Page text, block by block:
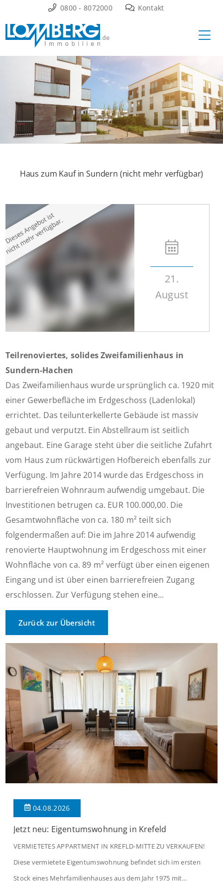
Inhalt
springen
0800 - 8072000 Kontakt
Haus zum Kauf in Sundern (nicht mehr verfügbar)
21.
August
Teilrenoviertes, solides Zweifamilienhaus in
Sundern-Hachen
Das Zweifamilienhaus wurde ursprünglich ca. 1920 mit
einer Gewerbefläche im Erdgeschoss (Ladenlokal)
errichtet. Das teilunterkellerte Gebäude ist massiv
gebaut und verputzt. Ein Abstellraum ist seitlich
angebaut. Eine Garage steht über die seitliche Zufahrt
vom Haus zum rückwärtigen Hofbereich ebenfalls zur
Verfügung. Im Jahre 2014 wurde das Erdgeschoss in
barrierefreien Wohnraum aufwendig umgebaut. Die
Investitionen betrugen ca. EUR 100.000,00. Die
Gesamtwohnfläche von ca. 180 m² teilt sich
folgendermaßen auf: Die im Jahre 2014 aufwendig
renovierte Hauptwohnung im Erdgeschoss mit einer
Wohnfläche von ca. 89 m² verfügt über einen eigenen
Eingang und ist über einen barrierefreien Zugang
erschlossen. Zur Verfügung stehen eine...
Zurück zur Übersicht
04.08.2026
Jetzt neu: Eigentumswohnung in Krefeld
VERMIETETES APPARTMENT IN KREFLD-MITTE ZU VERKAUFEN!
Diese vermietete Eigentumswohnung befindet sich im ersten
Stock eines Mehrfamilienhauses aus dem Jahr 1975 mit